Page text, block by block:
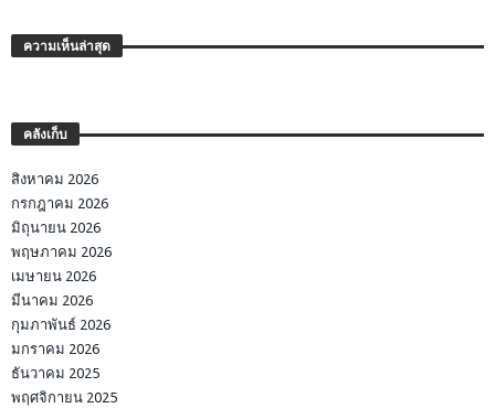
ความเห็นล่าสุด
คลังเก็บ
สิงหาคม 2026
กรกฎาคม 2026
มิถุนายน 2026
พฤษภาคม 2026
เมษายน 2026
มีนาคม 2026
กุมภาพันธ์ 2026
มกราคม 2026
ธันวาคม 2025
พฤศจิกายน 2025